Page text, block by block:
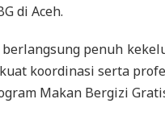
di Aceh.
penuh
koordinasi serta
Makan Bergizi